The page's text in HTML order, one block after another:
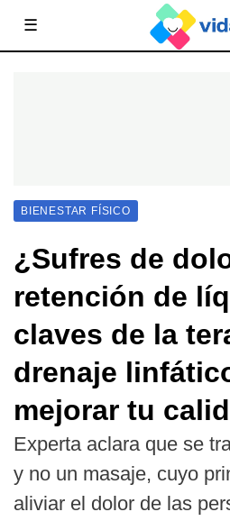
☰
BIENESTAR FÍSICO
¿Sufres de
retención de
claves de la
drenaje
mejorar tu
Experta aclara que se
y no un masaje, cuyo
aliviar el dolor de las